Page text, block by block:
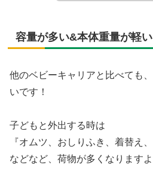
容量が多い&本体重量が軽い
他のベビーキャリアと比べても
いです！
子どもと外出する時は
『オムツ、おしりふき、着替え
などなど、荷物が多くなります